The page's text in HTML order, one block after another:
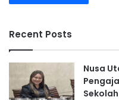
Recent Posts
Nusa